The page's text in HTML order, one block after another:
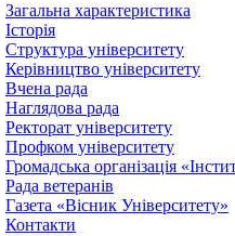
Загальна характеристика
Історія
Структура університету
Керівництво університету
Вчена рада
Наглядова рада
Ректорат університету
Профком університету
Громадська організація
Рада ветеранів
Газета «Вісник Університету»
Контакти